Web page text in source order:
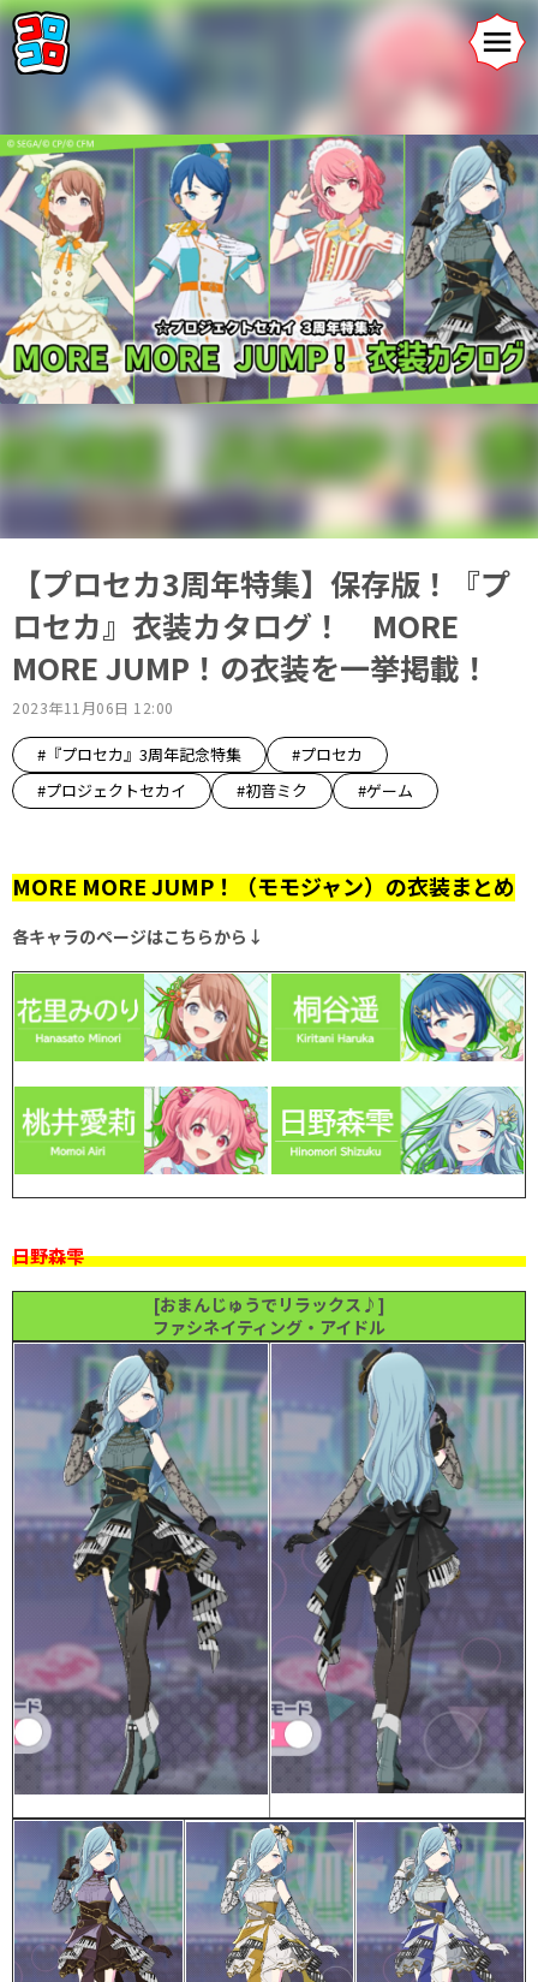
【プロセカ3周年特集】保存版！『プ
ロセカ』衣装カタログ！ MORE
MORE JUMP！の衣装を一挙掲載！
2023年11月06日 12:00
#『プロセカ』3周年記念特集
#プロセカ
#プロジェクトセカイ
#初音ミク #ゲーム
MORE MORE JUMP！（モモジャン）の衣装まとめ
各キャラのページはこちらから↓
日野森雫
[おまんじゅうでリラックス♪]
ファシネイティング・アイドル